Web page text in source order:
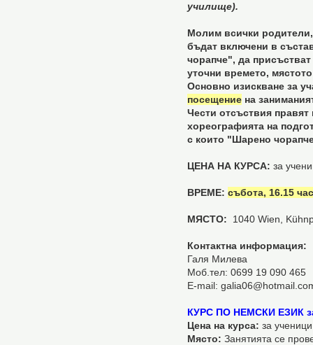
училище).
Молим всички
бъдат включени в
чорапче", да
уточни времето,
Основно изискване за
посещение на
Чести отсъствия
хореографията на
с които "Шарено
ЦЕНА НА КУРСА: за
ВРЕМЕ: събота, 16.15
МЯСТО: 1040 Wien,
Контактна информация:
Галя Милева
Моб.тел: 0699 19 090 465
Е-mail:
КУРС ПО НЕМСКИ ЕЗИК
Цена на курса: за
Място: Занятията се